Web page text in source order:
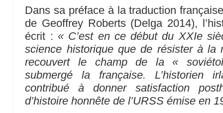
Dans sa préface à la traduction
de Geoffrey Roberts (Delga 2014),
écrit : « C’est en ce début du XXIe
science historique que de résister à la
recouvert le champ de la «
submergé la française. L’historien
contribué à donner satisfaction
d’histoire honnête de l’URSS émise en